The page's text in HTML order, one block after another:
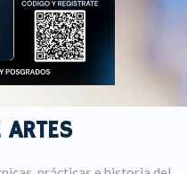
ARTES